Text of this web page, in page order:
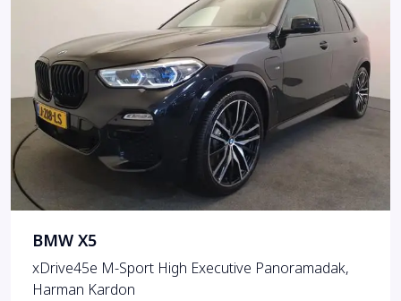
BMW X5
xDrive45e M-Sport High Executive Panoramadak,
Harman Kardon